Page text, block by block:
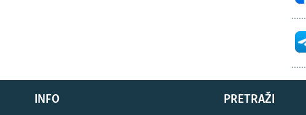
INFO PRETRAŽI